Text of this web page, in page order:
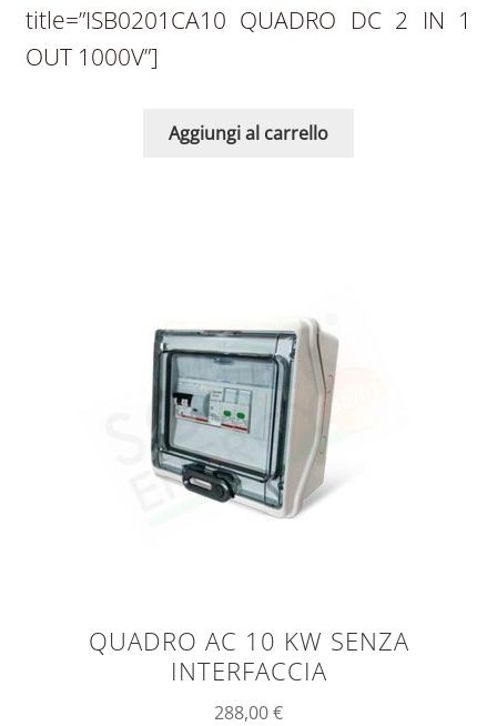
title=”ISB0201CA10 QUADRO DC 2 IN 1
OUT 1000V”]
Aggiungi al carrello
QUADRO AC 10 KW SENZA
INTERFACCIA
288,00€